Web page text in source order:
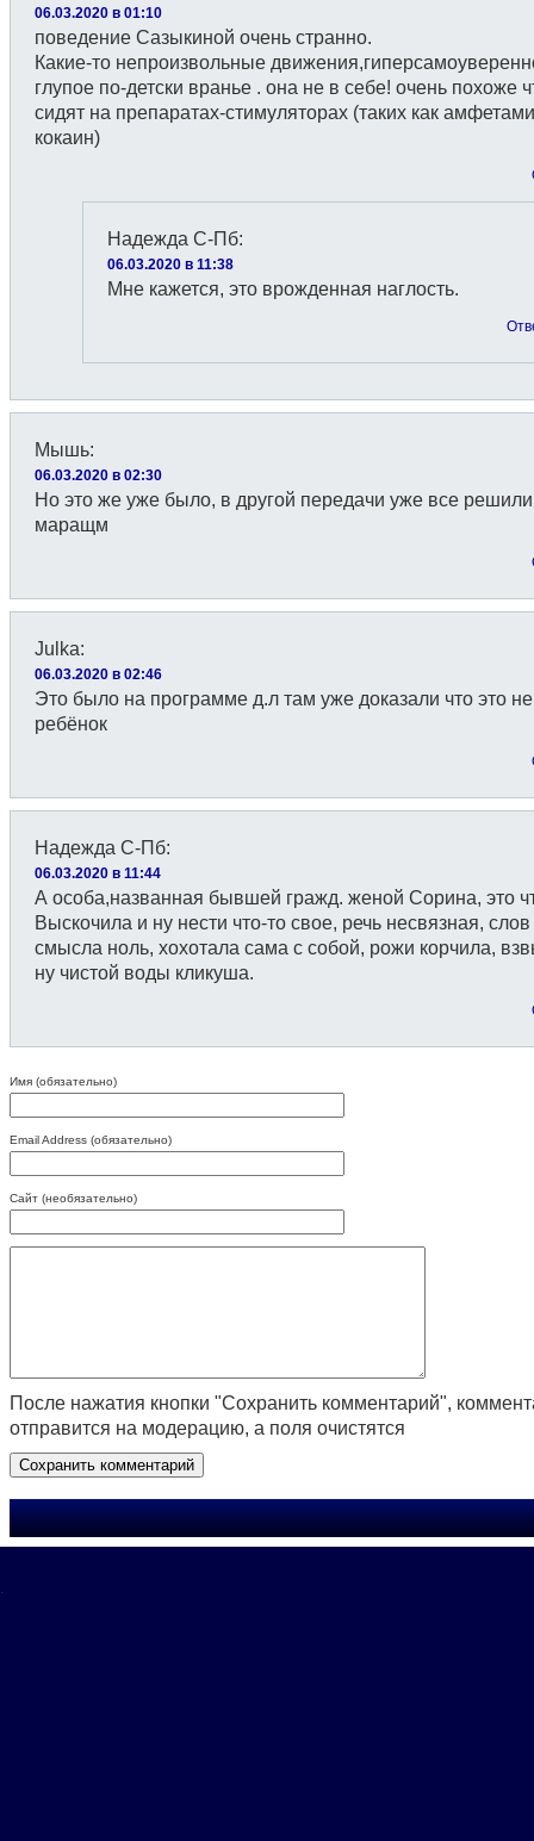
06.03.2020 в 01:10
поведение Сазыкиной очень странно.
Какие-то непроизвольные
глупое по-детски вранье . она не в себе! очень похоже
сидят на препаратах-стимуляторах (таких как
кокаин)
Надежда С-Пб:
06.03.2020 в 11:38
Мне кажется, это врожденная наглость.
Мышь:
06.03.2020 в 02:30
Но это же уже было, в другой передачи уже все
маращм
Julka:
06.03.2020 в 02:46
Это было на программе д.л там уже доказали что это не
ребёнок
Надежда С-Пб:
06.03.2020 в 11:44
А особа,названная бывшей гражд. женой Сорина, это
Выскочила и ну нести что-то свое, речь несвязная,
смысла ноль, хохотала сама с собой, рожи корчила,
ну чистой воды кликуша.
Имя (обязательно)
Email Address (обязательно)
Сайт (необязательно)
После нажатия кнопки "Сохранить комментарий",
отправится на модерацию, а поля очистятся
.